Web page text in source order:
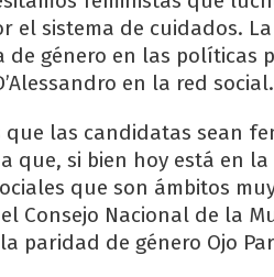
el sistema de cuidados.
de género en las políticas
D’Alessandro
que las candidatas sean
que, si bien hoy está en
que son ámbitos
Consejo Nacional de la
paridad de género Ojo